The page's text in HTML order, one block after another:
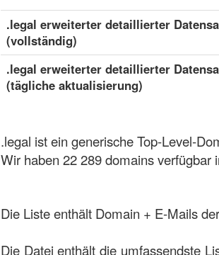
.legal erweiterter detaillierter
(vollständig)
.legal erweiterter detaillierter
(tägliche aktualisierung)
.legal ist ein generische Top-Level-
Wir haben 22 289 domains verfügbar
Die Liste enthält Domain + E-Mails
Die Datei enthält die umfassendste